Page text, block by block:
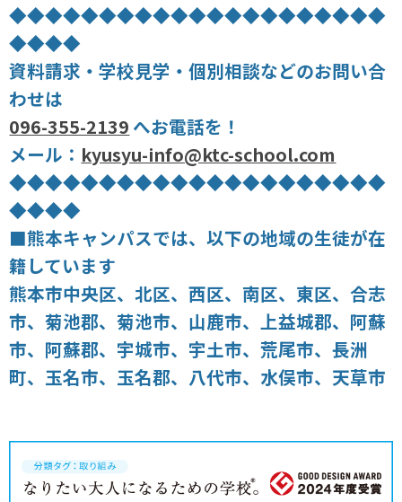
◆◆◆◆◆◆◆◆◆◆◆◆◆◆◆◆◆◆◆◆◆
◆◆◆◆
資料請求・学校見学・個別相談などのお問い合
わせは
096-355-2139 へお電話を！
メール： kyusyu-info@ktc-school.com
◆◆◆◆◆◆◆◆◆◆◆◆◆◆◆◆◆◆◆◆◆
◆◆◆◆
■熊本キャンパスでは、以下の地域の生徒が在
籍しています
熊本市中央区、北区、西区、南区、東区、合志
市、菊池郡、菊池市、山鹿市、上益城郡、阿蘇
市、阿蘇郡、宇城市、宇土市、荒尾市、長洲
町、玉名市、玉名郡、八代市、水俣市、天草市